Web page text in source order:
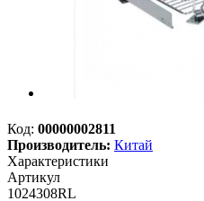
Код: 00000002811
Производитель: Китай
Характеристики
Артикул
1024308RL